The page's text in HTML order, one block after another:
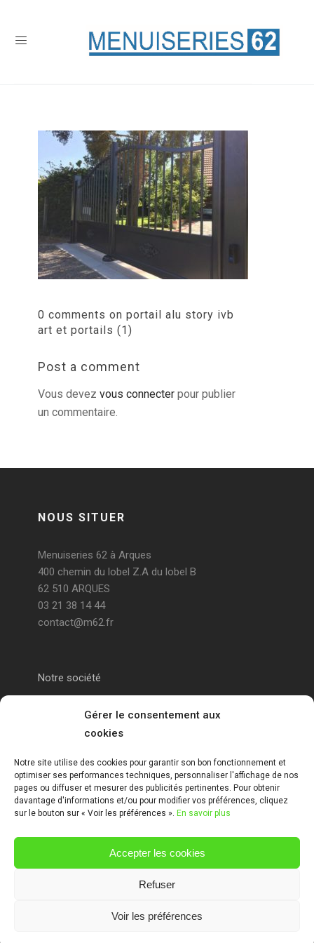
Gérer le consentement aux
cookies
Notre site utilise des cookies pour garantir son bon fonctionnement et
optimiser ses performances techniques, personnaliser l'affichage de nos
pages ou diffuser et mesurer des publicités pertinentes. Pour obtenir
davantage d'informations et/ou pour modifier vos préférences, cliquez
sur le bouton sur « Voir les préférences ». En savoir plus
Accepter les cookies
Refuser
Voir les préférences
0 comments on portail alu story ivb
art et portails (1)
Post a comment
Vous devez vous connecter pour publier
un commentaire.
NOUS SITUER
Menuiseries 62 à Arques
400 chemin du lobel Z.A du lobel B
62 510 ARQUES
03 21 38 14 44
contact@m62.fr
Notre société
Portail alu Saint-Omer
Clôture 62
Garde-corps pas de calais
Mentions Légales